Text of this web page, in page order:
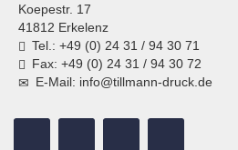
Koepestr. 17
41812 Erkelenz
Tel.: +49 (0) 24 31 / 94 30 71
Fax: +49 (0) 24 31 / 94 30 72
E-Mail: info@tillmann-druck.de